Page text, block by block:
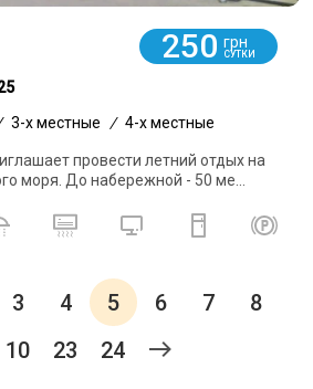
250 грн
СУТКИ
3-x местные / 4-x местные
провести летний отдых на
моря. До набережной - 50 ме...
3 4 5 6 7
8
10 23 24